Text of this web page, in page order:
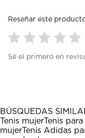
Reseñar este
para
1
estrella
Esta
acción
para
estrellas.
Esta
acción
para
estrellas.
Esta
acción
para
Esta
acción
Esta
Sé el primero en
BÚSQUEDAS
Tenis mujerTenis
mujerTenis Adidas